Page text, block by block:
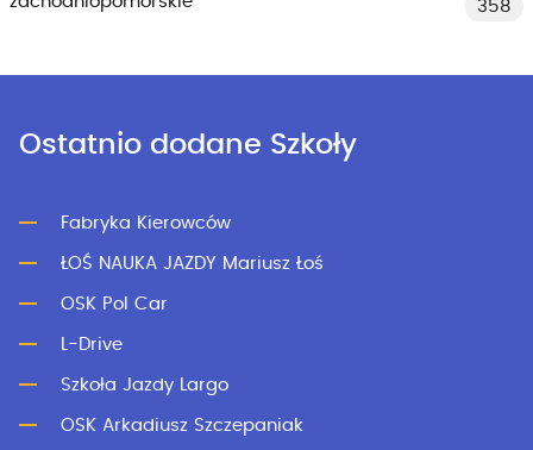
358
Ostatnio dodane Szkoły
Fabryka Kierowców
ŁOŚ NAUKA JAZDY Mariusz Łoś
OSK Pol Car
L-Drive
Szkoła Jazdy Largo
OSK Arkadiusz Szczepaniak